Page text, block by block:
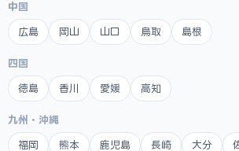
中国
広島 岡山 山口 鳥取 島根
四国
徳島 香川 愛媛 高知
九州・沖縄
福岡 熊本 鹿児島 長崎 大分